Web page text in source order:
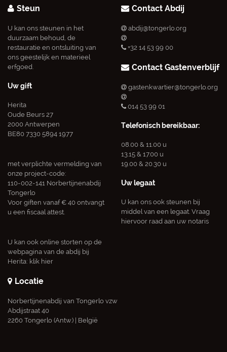
Steun
U kan ons steunen in het
duurzaam behoud, de
restauratie en ontsluiting van
ons geestelijk en materieel
erfgoed.
Uw gift
Herita
Oude Beurs 27
2000 Antwerpen
BE80 7330 5894 1977
met verplichte vermelding van
onze project-code:
110-002-141 Norbertijnenabdij
Tongerlo
Voor giften vanaf € 40 ontvangt
u een fiscaal attest.
U kan ook online storten op de
webpagina van de abdij bij
Herita: klik hier
Contact Abdij
abdij@tongerlo.org
+32 14 53 99 00
Contact Gastenverblijf
gastenkwartier@tongerlo.org
014 53 99 01
Telefonisch bereikbaar:
08.00 & 11.00 u
13.15 & 17.00 u
19.00 & 20.30 u
Uw legaat
U kan ons ook steunen bij
middel van een legaat. Vraag
hiervoor raad aan uw notaris
Locatie
Norbertijnenabdij van Tongerlo vzw
Abdijstraat 40
2260 Tongerlo (Antw.) | België